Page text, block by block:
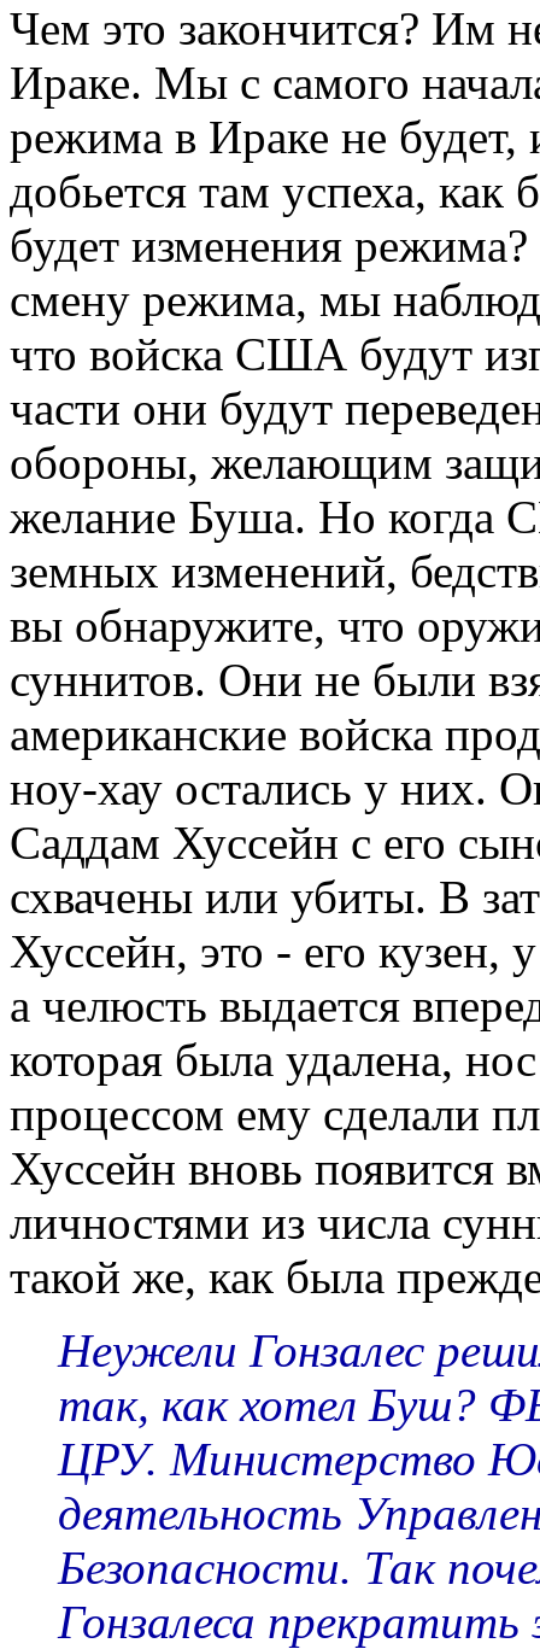
Чем это закончится? Им
Ираке. Мы с самого
режима в Ираке не
добьется там успеха,
будет изменения
смену режима, мы
что войска США будут
части они будут
обороны, желающим
желание Буша. Но когда
земных изменений,
вы обнаружите, что
суннитов. Они не были
американские войска
ноу-хау остались у них.
Саддам Хуссейн с его
схвачены или убиты. В
Хуссейн, это - его кузен,
а челюсть выдается
которая была удалена,
процессом ему сделали
Хуссейн вновь появится
личностями из числа
такой же, как была
Неужели Гонзалес
так, как хотел Буш?
ЦРУ. Министерство
деятельность
Безопасности. Так
Гонзалеса прекратить